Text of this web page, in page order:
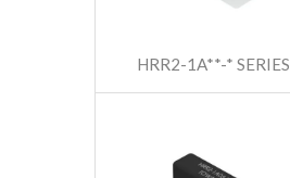
HRR2-1A**-* SERIES